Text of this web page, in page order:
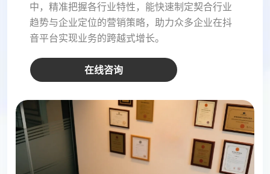
中，精准把握各行业特性，能快速制定契合行业
趋势与企业定位的营销策略，助力众多企业在抖
音平台实现业务的跨越式增长。​
在线咨询